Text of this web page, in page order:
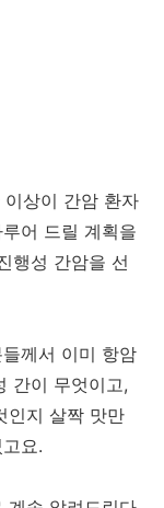
상이 간암 환자
어 드릴 계획을
행성 간암을 선
께서 이미 항암
간이 무엇이고,
인지 살짝 맛만
요.